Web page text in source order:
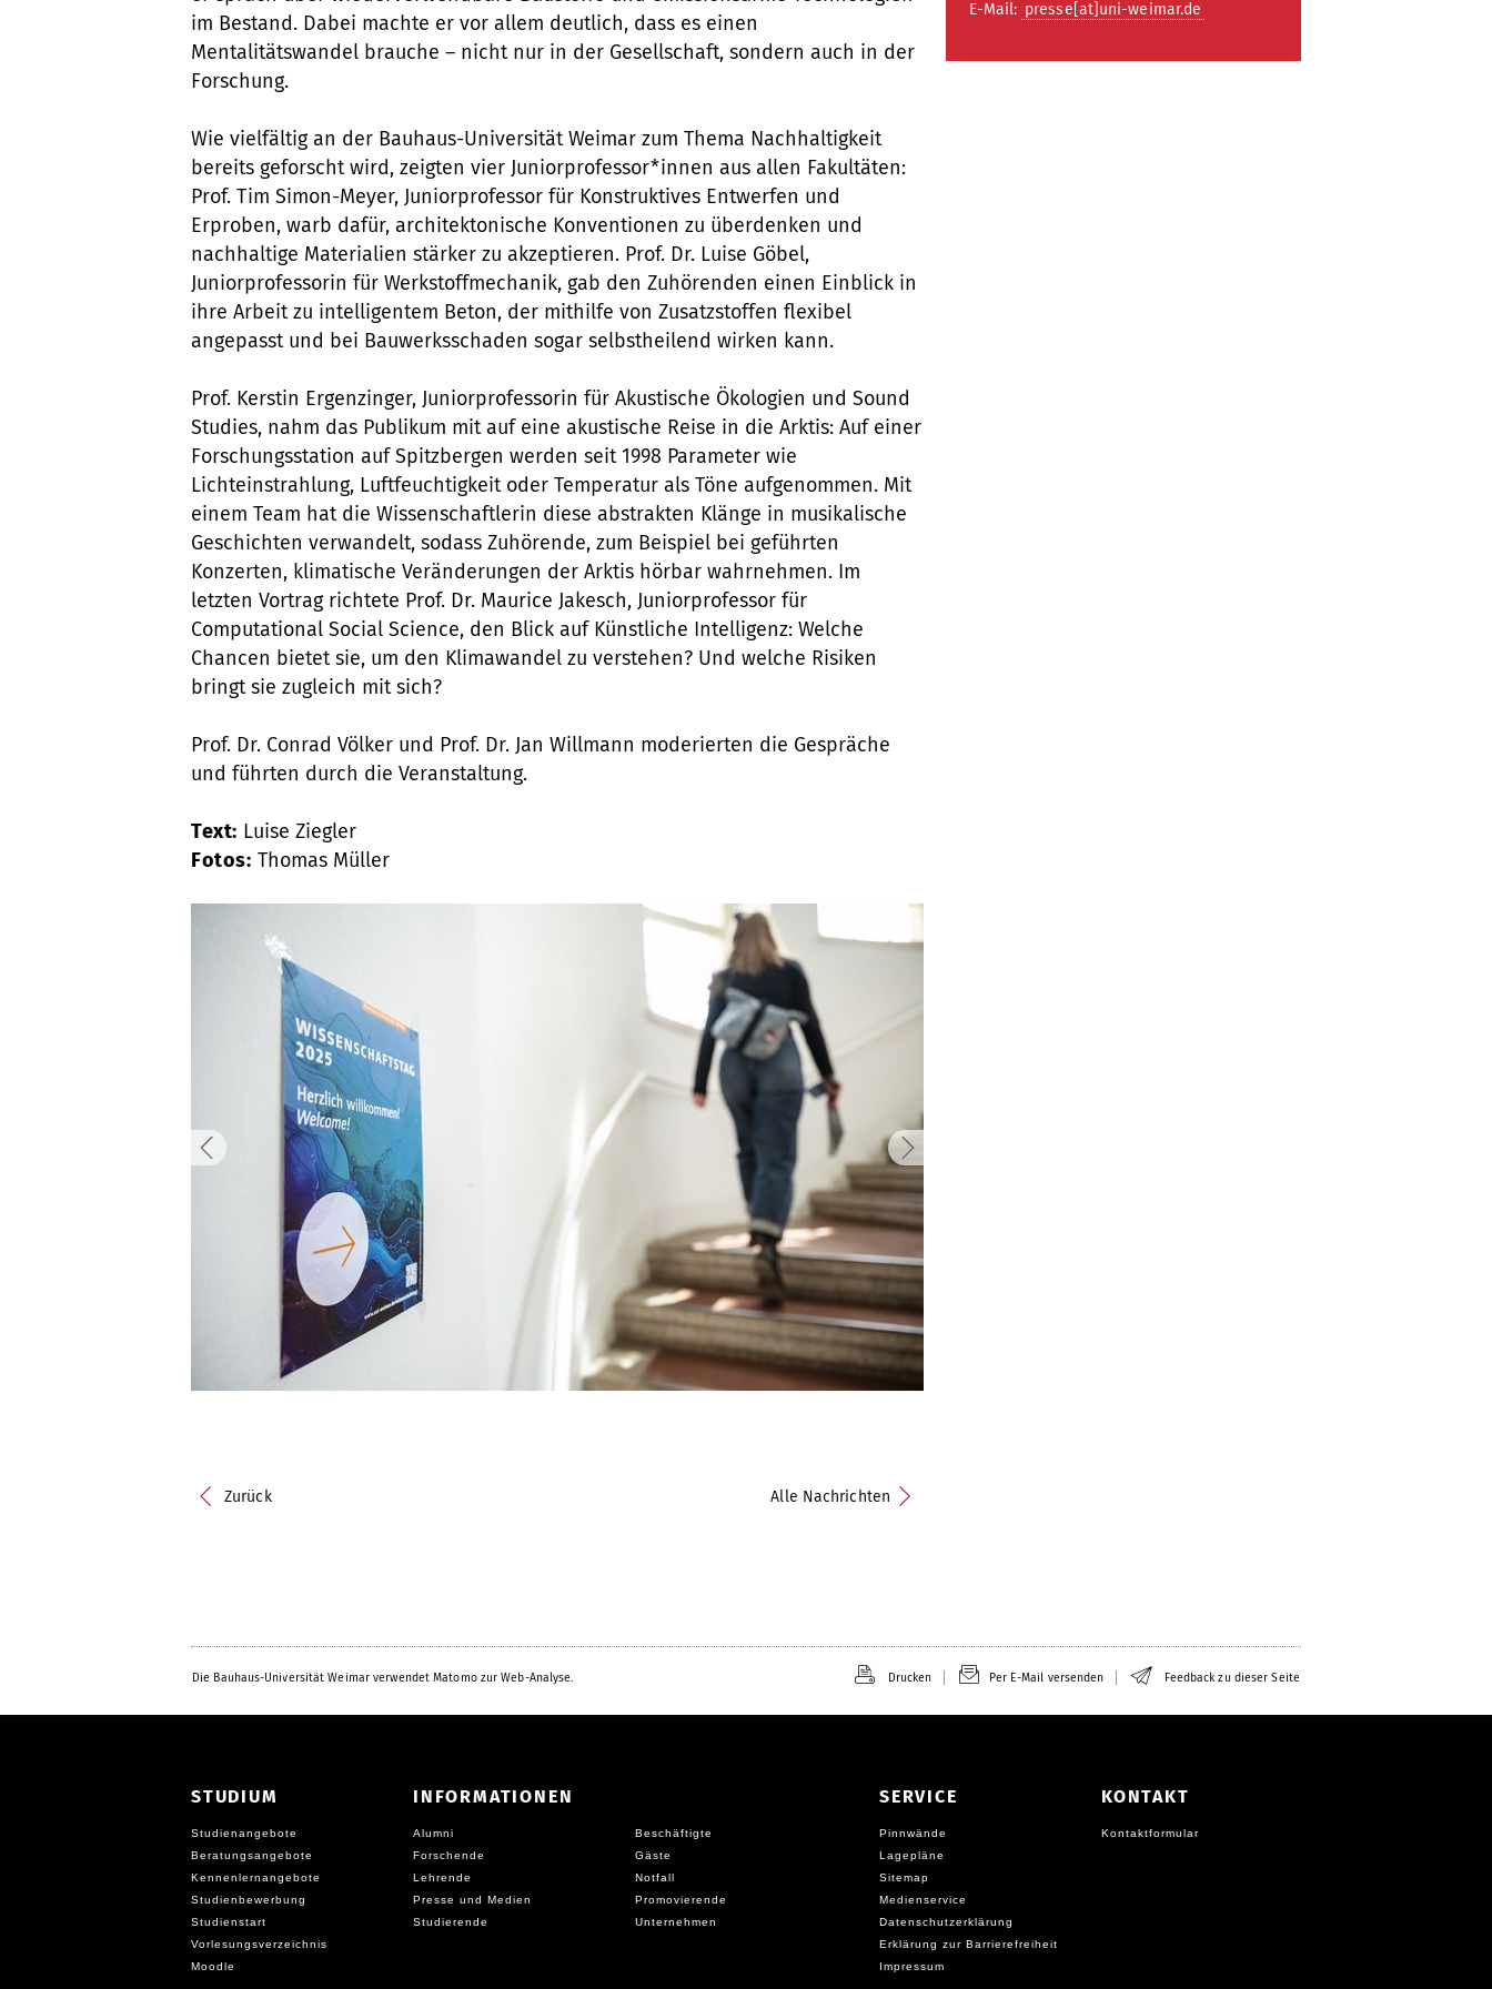
im Bestand. Dabei machte er vor allem deutlich, dass es einen
Mentalitätswandel brauche – nicht nur in der Gesellschaft, sondern auch in der
Forschung.
Wie vielfältig an der Bauhaus-Universität Weimar zum Thema Nachhaltigkeit
bereits geforscht wird, zeigten vier Juniorprofessor*innen aus allen Fakultäten:
Prof. Tim Simon-Meyer, Juniorprofessor für Konstruktives Entwerfen und
Erproben, warb dafür, architektonische Konventionen zu überdenken und
nachhaltige Materialien stärker zu akzeptieren. Prof. Dr. Luise Göbel,
Juniorprofessorin für Werkstoffmechanik, gab den Zuhörenden einen Einblick in
ihre Arbeit zu intelligentem Beton, der mithilfe von Zusatzstoffen flexibel
angepasst und bei Bauwerksschaden sogar selbstheilend wirken kann.
Prof. Kerstin Ergenzinger, Juniorprofessorin für Akustische Ökologien und Sound
Studies, nahm das Publikum mit auf eine akustische Reise in die Arktis: Auf einer
Forschungsstation auf Spitzbergen werden seit 1998 Parameter wie
Lichteinstrahlung, Luftfeuchtigkeit oder Temperatur als Töne aufgenommen. Mit
einem Team hat die Wissenschaftlerin diese abstrakten Klänge in musikalische
Geschichten verwandelt, sodass Zuhörende, zum Beispiel bei geführten
Konzerten, klimatische Veränderungen der Arktis hörbar wahrnehmen. Im
letzten Vortrag richtete Prof. Dr. Maurice Jakesch, Juniorprofessor für
Computational Social Science, den Blick auf Künstliche Intelligenz: Welche
Chancen bietet sie, um den Klimawandel zu verstehen? Und welche Risiken
bringt sie zugleich mit sich?
Prof. Dr. Conrad Völker und Prof. Dr. Jan Willmann moderierten die Gespräche
und führten durch die Veranstaltung.
Text: Luise Ziegler
Fotos: Thomas Müller
Zurück Alle Nachrichten
E-Mail: presse[at]uni-weimar.de
Die Bauhaus-Universität Weimar verwendet Matomo zur Web-Analyse. Drucken Per E-Mail versenden Feedback zu dieser Seite
STUDIUM
Studienangebote
Beratungsangebote
Kennenlernangebote
Studienbewerbung
Studienstart
Vorlesungsverzeichnis
Moodle
INFORMATIONEN
Alumni
Beschäftigte
Forschende
Gäste
Lehrende
Notfall
Presse und Medien
Promovierende
Studierende
Unternehmen
SERVICE
Pinnwände
Lagepläne
Sitemap
Medienservice
Datenschutzerklärung
Erklärung zur Barrierefreiheit
Impressum
KONTAKT
Kontaktformular